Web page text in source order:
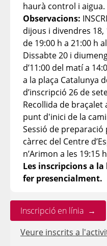
haurà control i aigua.
Observacions:
dijous i divendres 18,
de 19:00 h a 21:00 h
Dissabte 20 i
d’11:00 del matí a
a la plaça Catalunya
d’inscripció 26 de
Recollida de braçalet
punt d'inici de la
Sessió de preparació
càrrec del Centre
n’Arimon a les 19:15 h
Les inscripcions a la
fer presencialment.
Inscripció en línia →
Veure inscrits a